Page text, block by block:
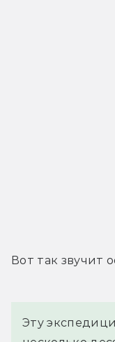
Вот так звучит
Эту